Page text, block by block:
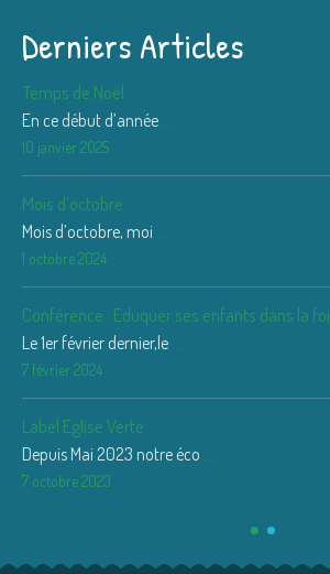
Derniers Articles
Temps de Noël
En ce début d’année
10 janvier 2025
Mois d’octobre
Mois d’octobre, moi
1 octobre 2024
Conférence : Eduquer ses enfants dans la foi
Le 1er février dernier,le
7 février 2024
Label Eglise Verte
Depuis Mai 2023 notre éco
7 octobre 2023